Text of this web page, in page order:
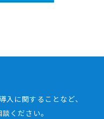
に関することなど、
ください。